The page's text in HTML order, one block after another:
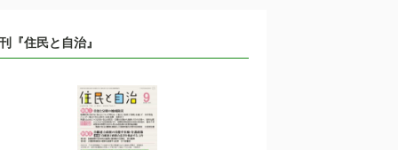
『住民と自治』